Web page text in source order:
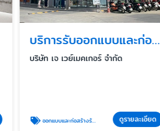
บริการรับออกแบบและก่อสร้างร้านอาหารแฟรนไชน์ครบวงจร
บริษัท เจ เวย์เมคเกอร์ จำกัด
ออกแบบและก่อสร้างร้านอาหารแฟรนไชน์ ดูรายละเอียด